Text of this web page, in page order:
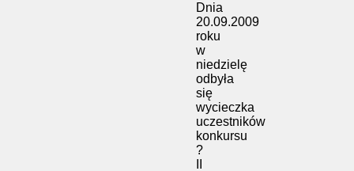
Dnia
20.09.2009
roku
w
niedzielę
odbyła
się
wycieczka
uczestników
konkursu
?